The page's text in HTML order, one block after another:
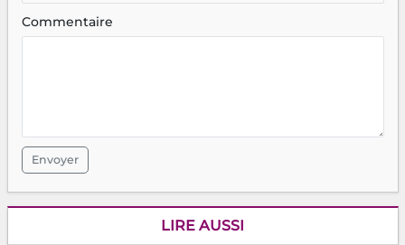
Commentaire
Envoyer
LIRE AUSSI